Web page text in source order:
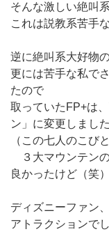
そんな激しい絶叫
これは説教系苦手
逆に絶叫系大好物
更には苦手な私で
たので
取っていたFP+は
ン」に変更しまし
（この七人のこび
３大マウンテン
良かったけど（笑）
ディズニーファン
アトラクションで